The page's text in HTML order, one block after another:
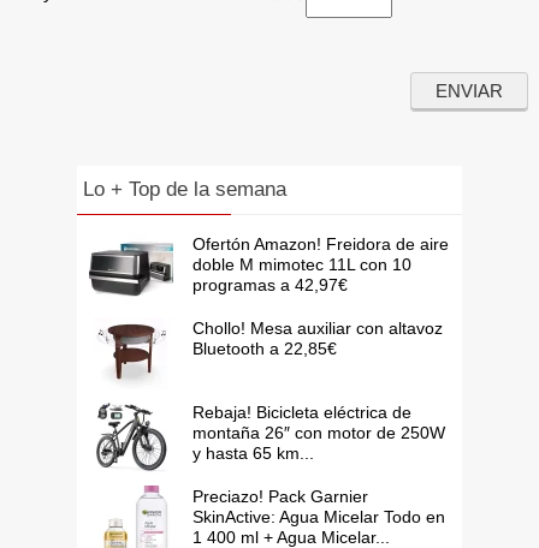
Lo + Top de la semana
Ofertón Amazon! Freidora de aire
doble M mimotec 11L con 10
programas a 42,97€
Chollo! Mesa auxiliar con altavoz
Bluetooth a 22,85€
Rebaja! Bicicleta eléctrica de
montaña 26″ con motor de 250W
y hasta 65 km...
Preciazo! Pack Garnier
SkinActive: Agua Micelar Todo en
1 400 ml + Agua Micelar...